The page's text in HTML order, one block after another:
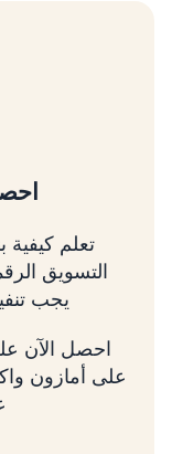
تسلق
تعلم كيفية
استراتيجيتك